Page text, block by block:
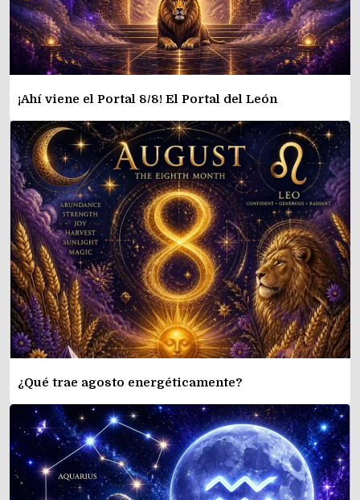
¡Ahí viene el Portal 8/8! El Portal del León
¿Qué trae agosto energéticamente?